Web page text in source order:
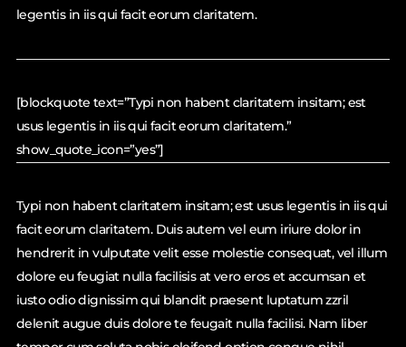
legentis in iis qui facit eorum claritatem.
[blockquote text=”Typi non habent claritatem insitam; est
usus legentis in iis qui facit eorum claritatem.”
show_quote_icon=”yes”]
Typi non habent claritatem insitam; est usus legentis in iis qui
facit eorum claritatem. Duis autem vel eum iriure dolor in
hendrerit in vulputate velit esse molestie consequat, vel illum
dolore eu feugiat nulla facilisis at vero eros et accumsan et
iusto odio dignissim qui blandit praesent luptatum zzril
delenit augue duis dolore te feugait nulla facilisi. Nam liber